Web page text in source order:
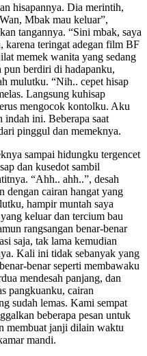
hisapannya. Dia merintih,
Mbak mau keluar”,
tangannya. “Sini mbak, saya
karena teringat adegan film BF
memek wanita yang sedang
pun berdiri di hadapanku,
mulutku. “Nih.. cepet hisap
Langsung kuhisap
mengocok kontolku. Aku
indah ini. Beberapa saat
pinggul dan memeknya.
sampai hidungku tergencet
dan kusedot sambil
“Ahh.. ahh..”, desah
dengan cairan hangat yang
hampir muntah saya
keluar dan tercium bau
rangsangan benar-benar
saja, tak lama kemudian
Kali ini tidak sebanyak yang
benar seperti membawaku
mendesah panjang, dan
pangkuanku, cairan
sudah lemas. Kami sempat
beberapa pesan untuk
membuat janji dilain waktu
mandi.